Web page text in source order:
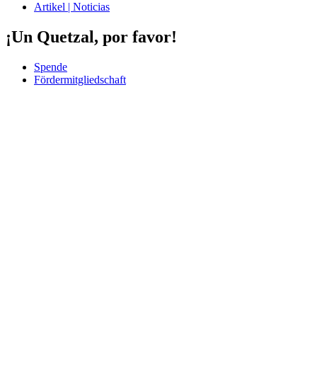
Artikel | Noticias
¡Un Quetzal, por favor!
Spende
Fördermitgliedschaft